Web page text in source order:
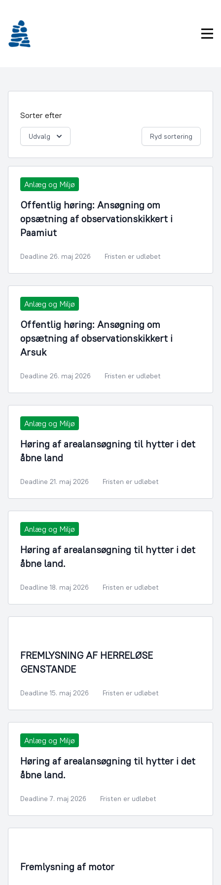
indhold
Sorter efter
Udvalg Ryd sortering
Anlæg og Miljø
Offentlig høring: Ansøgning om
opsætning af observationskikkert i
Paamiut
Deadline 26. maj 2026 Fristen er udløbet
Anlæg og Miljø
Offentlig høring: Ansøgning om
opsætning af observationskikkert i
Arsuk
Deadline 26. maj 2026 Fristen er udløbet
Anlæg og Miljø
Høring af arealansøgning til hytter i det
åbne land
Deadline 21. maj 2026 Fristen er udløbet
Anlæg og Miljø
Høring af arealansøgning til hytter i det
åbne land.
Deadline 18. maj 2026 Fristen er udløbet
FREMLYSNING AF HERRELØSE
GENSTANDE
Deadline 15. maj 2026 Fristen er udløbet
Anlæg og Miljø
Høring af arealansøgning til hytter i det
åbne land.
Deadline 7. maj 2026 Fristen er udløbet
Fremlysning af motor